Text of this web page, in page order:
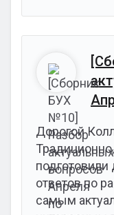
Дорогой
ответов по
самым